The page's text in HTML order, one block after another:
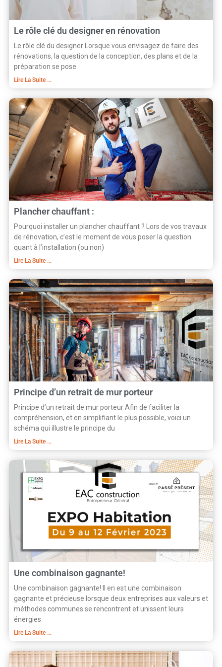
Le rôle clé du designer en rénovation
Le rôle clé du designer Lorsque vous envisagez de faire des
rénovations, la question de la conception, des plans et de la
préparation se pose
Lire La Suite ...
Plancher chauffant :
Pourquoi installer un plancher chauffant ? Lors de vos travaux
de rénovation, c’est le moment de vous poser la question
quant à l’installation (ou non)
Lire La Suite ...
Principe d’un retrait de mur porteur
Principe d’un retrait de mur porteur Afin de faciliter la
compréhension, et en simplifiant le plus possible, voici un
schéma qui illustre le principe du
Lire La Suite ...
Une combinaison gagnante!
Une combinaison gagnante! Il en est une combinaison
gagnante et précieuse lorsque deux entreprises aux valeurs et
méthodes communes se rencontrent et unissent leurs
énergies
Lire La Suite ...